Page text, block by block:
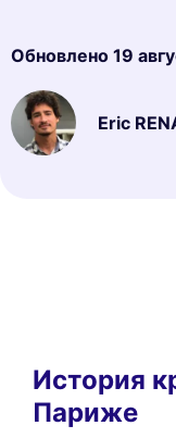
Обновлено 19
Eric
История
Париже